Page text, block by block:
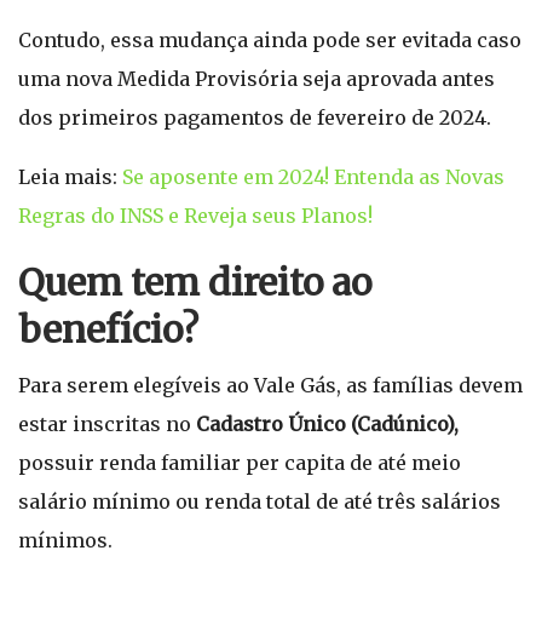
Contudo, essa mudança ainda pode ser evitada caso
uma nova Medida Provisória seja aprovada antes
dos primeiros pagamentos de fevereiro de 2024.
Leia mais: Se aposente em 2024! Entenda as Novas
Regras do INSS e Reveja seus Planos!
Quem tem direito ao
benefício?
Para serem elegíveis ao Vale Gás, as famílias devem
estar inscritas no Cadastro Único (Cadúnico),
possuir renda familiar per capita de até meio
salário mínimo ou renda total de até três salários
mínimos.